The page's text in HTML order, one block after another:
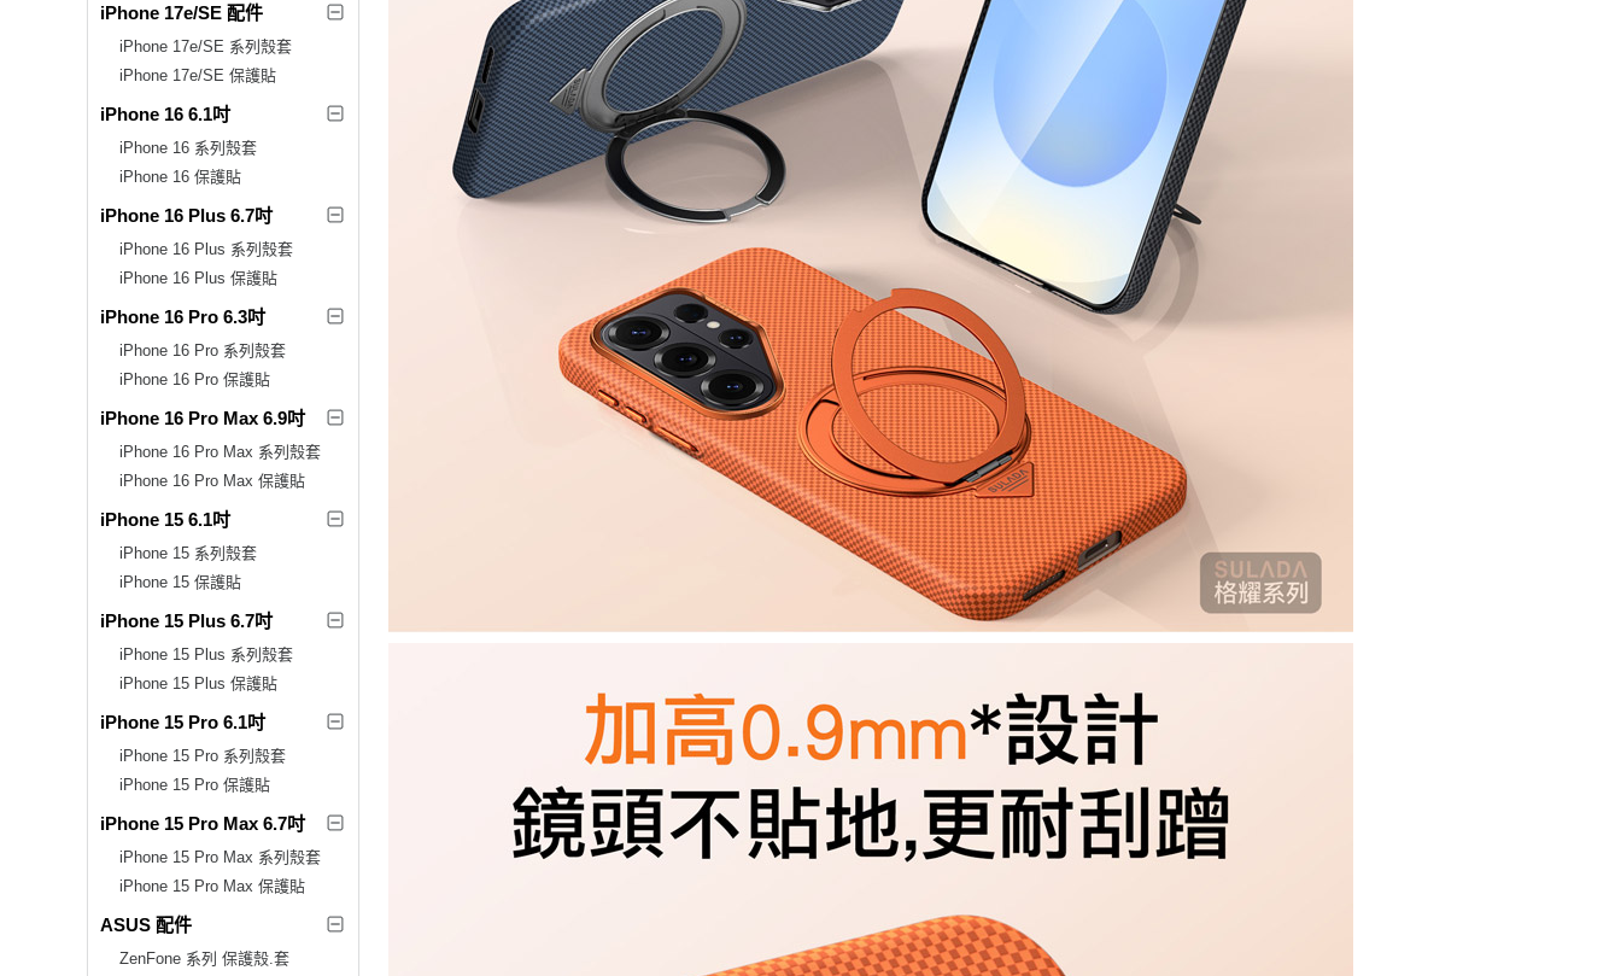
iPhone 17e/SE 配件
iPhone 17e/SE 系列殼套
iPhone 17e/SE 保護貼
iPhone 16 6.1吋
iPhone 16 系列殼套
iPhone 16 保護貼
iPhone 16 Plus 6.7吋
iPhone 16 Plus 系列殼套
iPhone 16 Plus 保護貼
iPhone 16 Pro 6.3吋
iPhone 16 Pro 系列殼套
iPhone 16 Pro 保護貼
iPhone 16 Pro Max 6.9吋
iPhone 16 Pro Max 系列殼套
iPhone 16 Pro Max 保護貼
iPhone 15 6.1吋
iPhone 15 系列殼套
iPhone 15 保護貼
iPhone 15 Plus 6.7吋
iPhone 15 Plus 系列殼套
iPhone 15 Plus 保護貼
iPhone 15 Pro 6.1吋
iPhone 15 Pro 系列殼套
iPhone 15 Pro 保護貼
iPhone 15 Pro Max 6.7吋
iPhone 15 Pro Max 系列殼套
iPhone 15 Pro Max 保護貼
ASUS 配件
ZenFone 系列 保護殼.套